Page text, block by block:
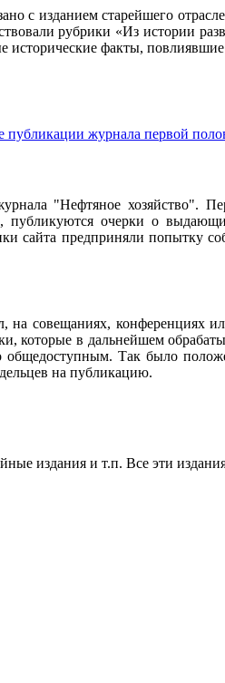
с изданием старейшего
рубрики «Из истории
факты,
публикации журнала первой
"Нефтяное хозяйство".
очерки о
сайта предприняли
совещаниях, конференциях
которые в дальнейшем
общедоступным. Так было
на публикацию.
издания и т.п. Все эти